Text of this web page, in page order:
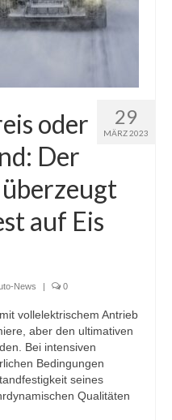
29
MÄRZ 2023
oder
Der
auf Eis
News 0
vollelektrischem Antrieb
aber den ultimativen
Bei intensiven
Bedingungen
seines
Qualitäten